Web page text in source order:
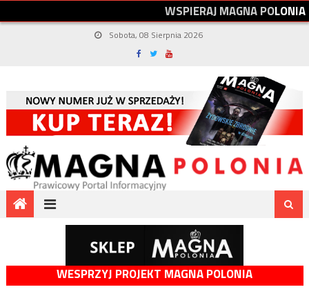
WSPIERAJMAGNAPOLONIA
Sobota, 08 Sierpnia 2026
WESPRZYJ PROJEKT MAGNA POLONIA